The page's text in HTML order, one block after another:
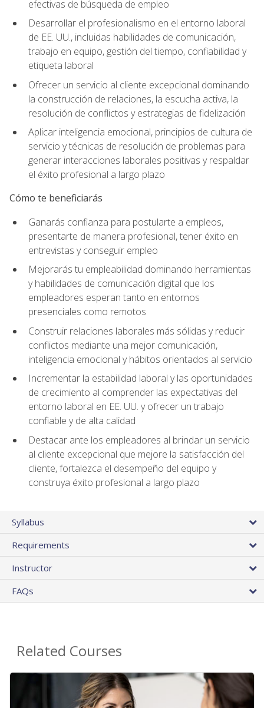
efectivas de búsqueda de empleo
Desarrollar el profesionalismo en el entorno laboral
de EE. UU., incluidas habilidades de comunicación,
trabajo en equipo, gestión del tiempo, confiabilidad y
etiqueta laboral
Ofrecer un servicio al cliente excepcional dominando
la construcción de relaciones, la escucha activa, la
resolución de conflictos y estrategias de fidelización
Aplicar inteligencia emocional, principios de cultura de
servicio y técnicas de resolución de problemas para
generar interacciones laborales positivas y respaldar
el éxito profesional a largo plazo
Cómo te beneficiarás
Ganarás confianza para postularte a empleos,
presentarte de manera profesional, tener éxito en
entrevistas y conseguir empleo
Mejorarás tu empleabilidad dominando herramientas
y habilidades de comunicación digital que los
empleadores esperan tanto en entornos
presenciales como remotos
Construir relaciones laborales más sólidas y reducir
conflictos mediante una mejor comunicación,
inteligencia emocional y hábitos orientados al servicio
Incrementar la estabilidad laboral y las oportunidades
de crecimiento al comprender las expectativas del
entorno laboral en EE. UU. y ofrecer un trabajo
confiable y de alta calidad
Destacar ante los empleadores al brindar un servicio
al cliente excepcional que mejore la satisfacción del
cliente, fortalezca el desempeño del equipo y
construya éxito profesional a largo plazo
Syllabus
Requirements
Instructor
FAQs
Related Courses